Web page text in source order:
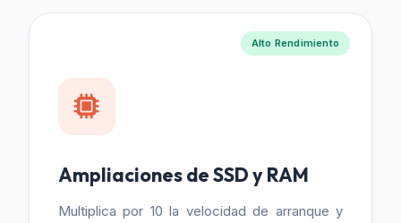
Alto Rendimiento
Ampliaciones de SSD y RAM
Multiplica por 10 la velocidad de arranque y